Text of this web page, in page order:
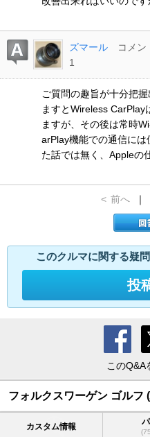
ズマール コメン
1
ご質問の趣旨が十分把
ますとWireless
ますが、その後は常時
arPlay機能での通信には
た話では無く、Appleの
< 前へ ｜
このクルマに関する疑
投
このQ&A
フォルクスワーゲン ゴルフ
カスタム情報